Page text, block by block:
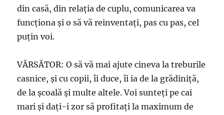
din casă, din relaţia de cuplu, comunicarea va
funcţiona şi o să vă reinventaţi, pas cu pas, cel
puţin voi.
VĂRSĂTOR: O să vă mai ajute cineva la treburile
casnice, şi cu copii, îi duce, îi ia de la grădiniţă,
de la şcoală şi multe altele. Voi sunteţi pe cai
mari şi daţi-i zor să profitaţi la maximum de